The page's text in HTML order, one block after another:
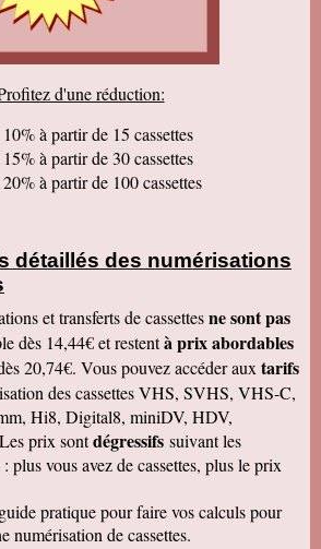
satisfaits. Encore tous mes
et bonne continuation. Bien
votre paquet, et je suis très
début j'étais un peu septique vu
beaucoup Cordialement
très très satisfait de votre travail.
aillent très bien.
jour, satisfait du bon travail réalisé
Merci encore, Cordialement
les CD et les K7 en retour, merci
traitement. Très bons résultats
reçu le colis samedi après
travail est superbe
votre envoi Les premières
montrent un beau travail, et
nombreux souvenirs Merci Je
d'une réduction:
10% à partir de 15 cassettes
15% à partir de 30 cassettes
20% à partir de 100 cassettes
détaillés des numérisations
et transferts de cassettesne sont pas
dès 14,44€ et restentà prix abordables
20,74€. Vous pouvez accéder aux tarifs
des cassettes VHS, SVHS, VHS-C,
Hi8, Digital8, miniDV, HDV,
prix sontdégressifs suivant les
plus vous avez de cassettes, plus le prix
pratique pour faire vos calculs pour
numérisation de cassettes.